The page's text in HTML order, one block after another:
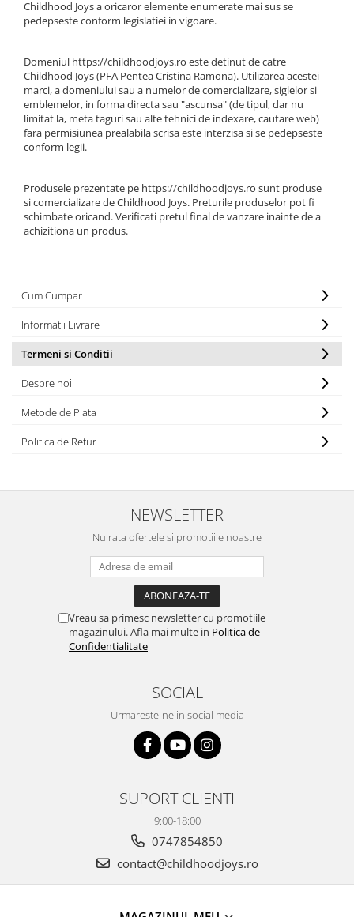
Childhood Joys a oricaror elemente enumerate mai sus se
pedepseste conform legislatiei in vigoare.
Domeniul https://childhoodjoys.ro este detinut de catre
Childhood Joys (PFA Pentea Cristina Ramona). Utilizarea acestei
marci, a domeniului sau a numelor de comercializare, siglelor si
emblemelor, in forma directa sau "ascunsa" (de tipul, dar nu
limitat la, meta taguri sau alte tehnici de indexare, cautare web)
fara permisiunea prealabila scrisa este interzisa si se pedepseste
conform legii.
Produsele prezentate pe https://childhoodjoys.ro sunt produse
si comercializare de Childhood Joys. Preturile produselor pot fi
schimbate oricand. Verificati pretul final de vanzare inainte de a
achizitiona un produs.
Cum Cumpar
Informatii Livrare
Termeni si Conditii
Despre noi
Metode de Plata
Politica de Retur
NEWSLETTER
Nu rata ofertele si promotiile noastre
Vreau sa primesc newsletter cu promotiile
magazinului. Afla mai multe in Politica de
Confidentialitate
SOCIAL
Urmareste-ne in social media
SUPORT CLIENTI
9:00-18:00
0747854850
contact@childhoodjoys.ro